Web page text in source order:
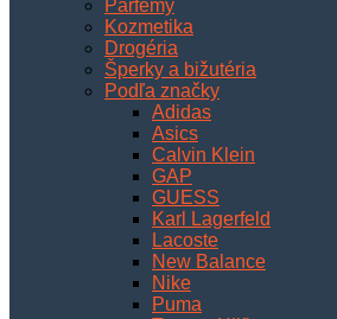
Parfémy
Kozmetika
Drogéria
Šperky a bižutéria
Podľa značky
Adidas
Asics
Calvin Klein
GAP
GUESS
Karl Lagerfeld
Lacoste
New Balance
Nike
Puma